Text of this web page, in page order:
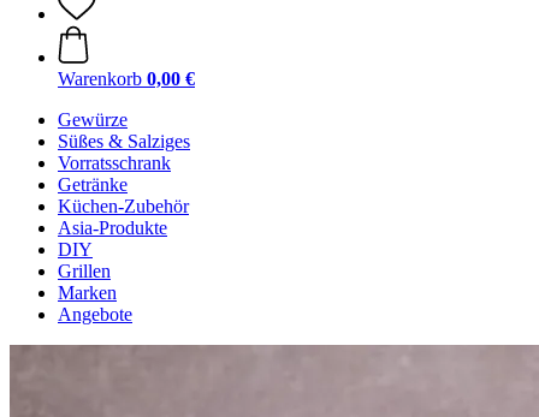
Warenkorb 0,00 €
Gewürze
Süßes & Salziges
Vorratsschrank
Getränke
Küchen-Zubehör
Asia-Produkte
DIY
Grillen
Marken
Angebote